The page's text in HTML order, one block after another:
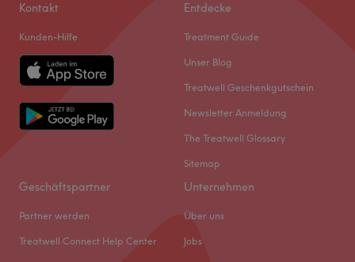
Kontakt
Kunden-Hilfe
Entdecke
Treatment Guide
Unser Blog
Treatwell Geschenkgutschein
Newsletter Anmeldung
The Treatwell Glossary
Sitemap
Geschäftspartner
Partner werden
Treatwell Connect Help Center
Unternehmen
Über uns
Jobs